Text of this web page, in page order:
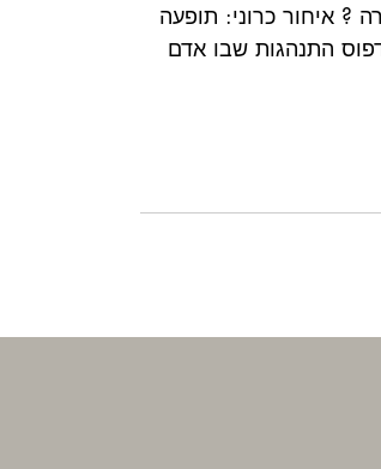
? איחור כרוני: תופעה
דפוס התנהגות שבו אדם